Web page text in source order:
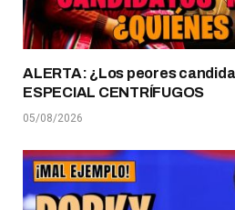
ALERTA: ¿Los peores
ESPECIAL CENTRÍFUGOS
05/08/2026